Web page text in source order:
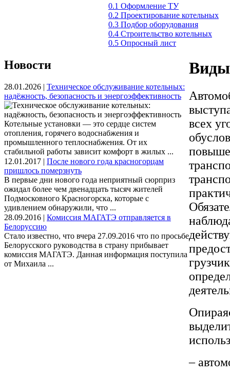
0.1 Оформление ТУ
0.2 Проектирование котельных
0.3 Подбор оборудования
0.4 Строительство котельных
0.5 Опросный лист
Новости
28.01.2026 | Техническое обслуживание котельных:
надёжность, безопасность и энергоэффективность
Котельные установки — это сердце систем
отопления, горячего водоснабжения и
промышленного теплоснабжения. От их
стабильной работы зависит комфорт в жилых ...
12.01.2017 | После нового года красногорцам
пришлось померзнуть
В первые дни нового года неприятный сюрприз
ожидал более чем двенадцать тысяч жителей
Подмосковного Красногорска, которые с
удивлением обнаружили, что ...
28.09.2016 | Комиссия МАГАТЭ отправляется в
Белоруссию
Стало известно, что вчера 27.09.2016 что по просьбе
Белорусского руководства в страну прибывает
комиссия МАГАТЭ. Данная информация поступила
от Михаила ...
Виды
всех
–